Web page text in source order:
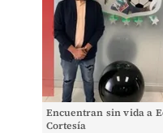
Encuentran sin vida a
Cortesía